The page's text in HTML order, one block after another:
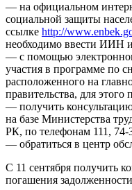
— на официальном
социальной защиты
ссылке http://
необходимо ввести ИИН и
— с помощью
участия в программе по
расположенного на
правительства, для
— получить
на базе Министерства
РК, по телефонам 111,
— обратиться в центр
С 11 сентября получить
погашения